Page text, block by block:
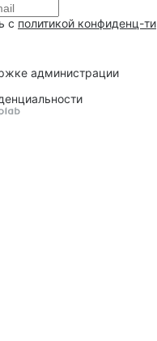
с политикой конфиденц-ти
администрации